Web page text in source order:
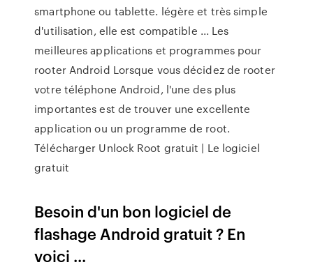
smartphone ou tablette. légère et très simple
d'utilisation, elle est compatible ... Les
meilleures applications et programmes pour
rooter Android Lorsque vous décidez de rooter
votre téléphone Android, l'une des plus
importantes est de trouver une excellente
application ou un programme de root.
Télécharger Unlock Root gratuit | Le logiciel
gratuit
Besoin d'un bon logiciel de
flashage Android gratuit ? En
voici ...